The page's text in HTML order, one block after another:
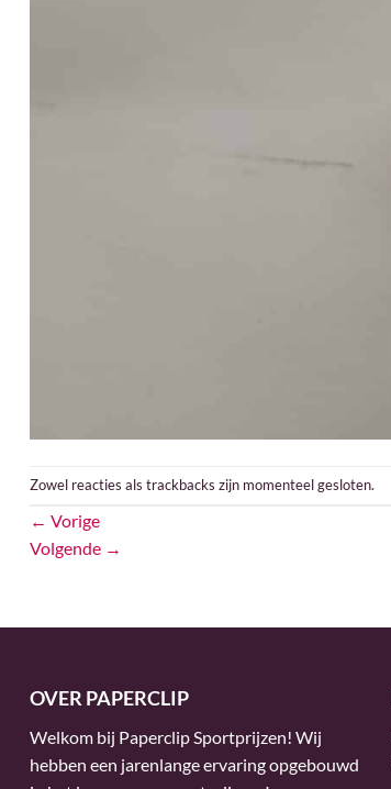
Zowel reacties als trackbacks zijn momenteel gesloten.
← Vorige
Volgende →
OVER PAPERCLIP
Welkom bij Paperclip Sportprijzen! Wij
hebben een jarenlange ervaring opgebouwd